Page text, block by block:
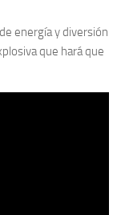
energía y diversión
que hará que